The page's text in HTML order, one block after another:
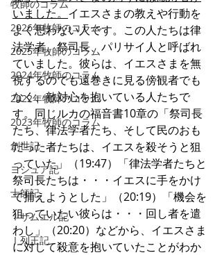
牧師のコラム
2026年牧師のコラム
2025年牧師のコラム
2024年牧師のコラム
2022年牧師のコラム
2023年牧師のコラム
創世記
ヨシュア記
士師記
Ⅰサムエル記
Ⅰ列王記
いました。イエスさまの教えや行動を
よく思わない人です。この人たちは律
法学者、祭司長、パリサイ人と呼ばれ
ていました。彼らは、イエスさまを無
視するのでも遠巻きに見る傍観者でも
なく、敵対心を抱いている人たちで
す。同じルカの福音書10章の「祭司長
たち、律法学者たち、そして民のおも
だった者たちは、イエスを殺そうと狙
っていた」（19:47）「律法学者たちと
祭司長たちは・・・イエスに手をかけ
て捕えようとした」（20:19）「機会を
狙っていたい彼らは・・・回し者を遣
わし」（20:20）などから、イエスさま
に対して殺意を抱いていたことがわか